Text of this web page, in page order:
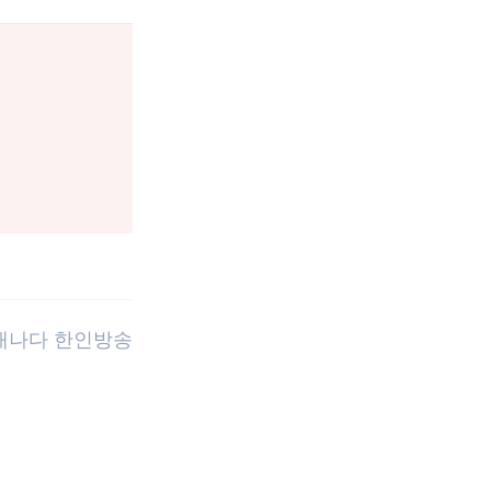
나다 한인방송